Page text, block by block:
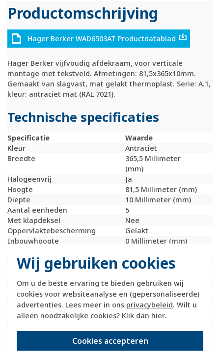
Wij gebruiken cookies
Om u de beste ervaring te bieden gebruiken wij
cookies voor websiteanalyse en (gepersonaliseerde)
advertenties. Lees meer in ons privacybeleid. Wilt u
alleen noodzakelijke cookies? Klik dan hier.
Cookies accepteren
Productomschrijving
Hager Berker WAD6503AT Productdatablad
Hager Berker vijfvoudig afdekraam, voor verticale
montage met tekstveld. Afmetingen: 81,5x365x10mm.
Gemaakt van slagvast, mat gelakt thermoplast. Serie: A.1,
kleur: antraciet mat (RAL 7021).
Technische specificaties
Specificatie
Waarde
Kleur
Antraciet
Breedte
365,5 Millimeter
(mm)
Halogeenvrij
Ja
Hoogte
81,5 Millimeter (mm)
Diepte
10 Millimeter (mm)
Aantal eenheden
5
Met klapdeksel
Nee
Oppervlaktebescherming
Gelakt
Inbouwhoogte
0 Millimeter (mm)
Tekstveld/beschrijvingsvlak
Ja
Materiaalkwaliteit
Thermoplast
Materiaal
Kunststof
Bevestigingswijze
Klembevestiging
Montagerichting
Verticaal
RAL-nummer (vergelijkbaar)
7021
Beschermingsgraad (IP)
IP20
Geschikt voor vloerpot
Ja